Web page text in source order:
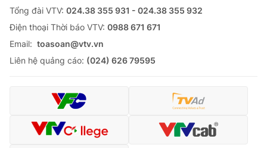
Tổng đài VTV: 024.38 355 931 - 024.38 355 932
Ðiện thoại Thời báo VTV: 0988 671 671
Email: toasoan@vtv.vn
Liên hệ quảng cáo: (024) 626 79595